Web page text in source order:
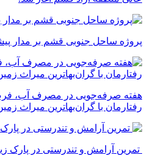
پروژه ساحل جنوبی قشم بر مدار
‌هفته صرفه‌جویی در مصرف آب،
رفتارمان با گران‌بهاترین میراث
تمرین آرامش و تندرستی در پارک